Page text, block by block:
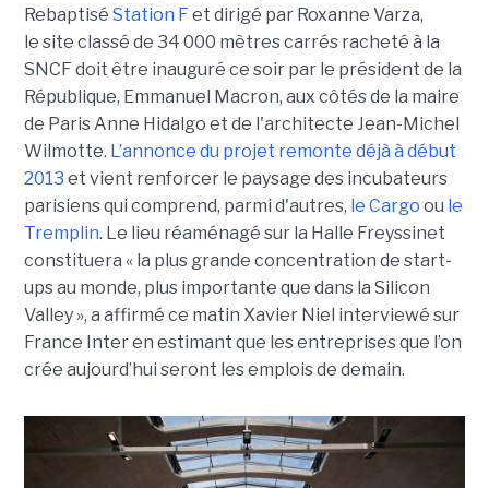
Rebaptisé Station F et dirigé par Roxanne Varza,
le site classé de 34 000 mètres carrés racheté à la
SNCF doit être inauguré ce soir par le président de la
République, Emmanuel Macron, aux côtés de la maire
de Paris Anne Hidalgo et de l'architecte Jean-Michel
Wilmotte. L’annonce du projet remonte déjà à début
2013 et vient renforcer le paysage des incubateurs
parisiens qui comprend, parmi d'autres, le Cargo ou le
Tremplin. Le lieu réaménagé sur la Halle Freyssinet
constituera « la plus grande concentration de start-
ups au monde, plus importante que dans la Silicon
Valley », a affirmé ce matin Xavier Niel interviewé sur
France Inter en estimant que les entreprises que l’on
crée aujourd’hui seront les emplois de demain.